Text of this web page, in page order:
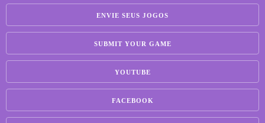
ENVIE SEUS JOGOS
SUBMIT YOUR GAME
YOUTUBE
FACEBOOK